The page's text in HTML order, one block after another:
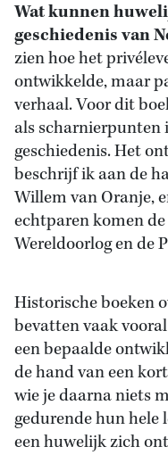
Wat kunnen
geschiedenis van
zien hoe het
ontwikkelde, maar
verhaal. Voor dit
als scharnierpunten
geschiedenis. Het
beschrijf ik aan de
Willem van Oranje,
echtparen komen
Wereldoorlog en de
Historische boeken
bevatten vaak
een bepaalde
de hand van een
wie je daarna niets
gedurende hun hele
een huwelijk zich